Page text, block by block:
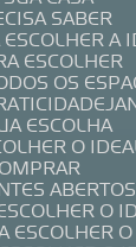
SABER
A
ESCOLHER
OS
ESCOLHA
O
ABERTOS
O
ESCOLHER